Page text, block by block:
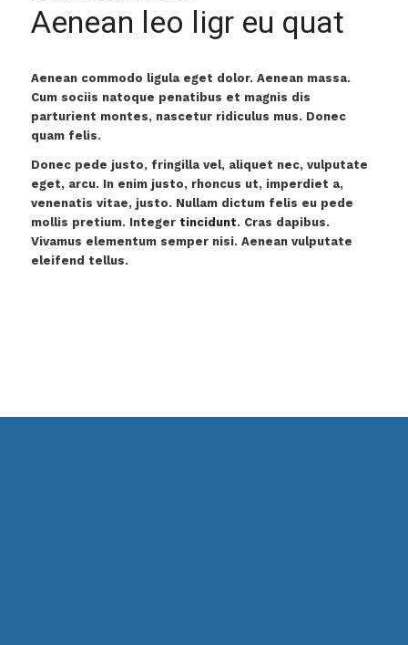
Aenean leo ligr eu quat
Aenean commodo ligula eget dolor. Aenean massa.
Cum sociis natoque penatibus et magnis dis
parturient montes, nascetur ridiculus mus. Donec
quam felis.
Donec pede justo, fringilla vel, aliquet nec, vulputate
eget, arcu. In enim justo, rhoncus ut, imperdiet a,
venenatis vitae, justo. Nullam dictum felis eu pede
mollis pretium. Integer tincidunt. Cras dapibus.
Vivamus elementum semper nisi. Aenean vulputate
eleifend tellus.